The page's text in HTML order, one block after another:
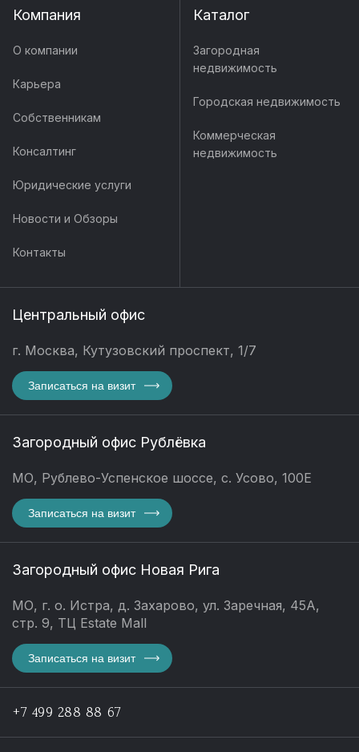
Компания
О компании
Карьера
Собственникам
Консалтинг
Юридические услуги
Новости и Обзоры
Контакты
Каталог
Загородная
недвижимость
Городская недвижимость
Коммерческая
недвижимость
Центральный офис
г. Москва, Кутузовский проспект, 1/7
Записаться на визит
Загородный офис Рублёвка
МО, Рублево-Успенское шоссе, с. Усово, 100Е
Записаться на визит
Загородный офис Новая Рига
МО, г. о. Истра, д. Захарово, ул. Заречная, 45А,
стр. 9, ТЦ Estate Mall
Записаться на визит
+7 499 288 88 67